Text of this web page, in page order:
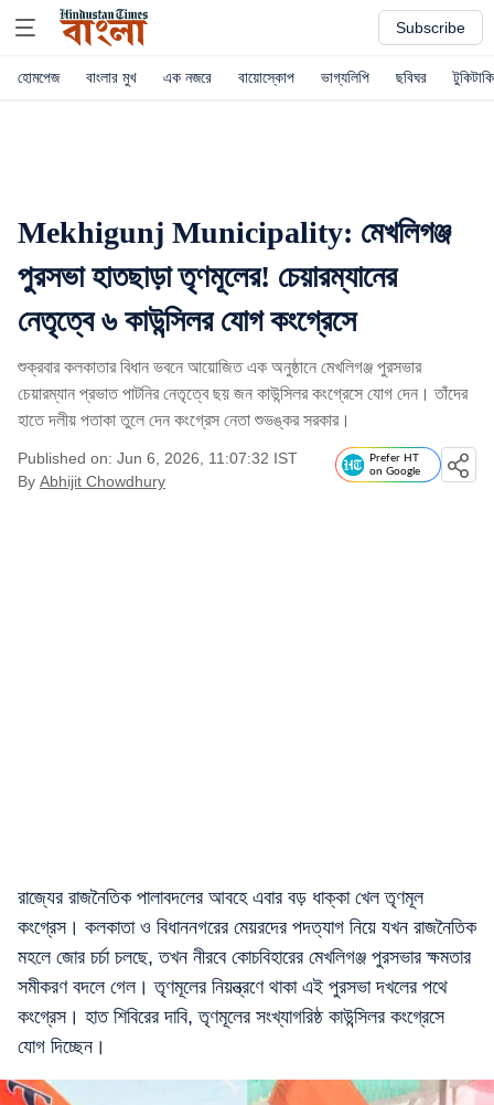
Subscribe
হোমপেজ বাংলার মুখ এক নজরে বায়োস্কোপ ভাগ্যলিপি ছবিঘর টুকিটাকি
Mekhigunj Municipality: মেখলিগঞ্জ
পুরসভা হাতছাড়া তৃণমূলের! চেয়ারম্যানের
নেতৃত্বে ৬ কাউন্সিলর যোগ কংগ্রেসে
শুক্রবার কলকাতার বিধান ভবনে আয়োজিত এক অনুষ্ঠানে মেখলিগঞ্জ পুরসভার
চেয়ারম্যান প্রভাত পাটনির নেতৃত্বে ছয় জন কাউন্সিলর কংগ্রেসে যোগ দেন। তাঁদের
হাতে দলীয় পতাকা তুলে দেন কংগ্রেস নেতা শুভঙ্কর সরকার।
Published on: Jun 6, 2026, 11:07:32 IST
By Abhijit Chowdhury
Prefer HT
on Google
রাজ্যের রাজনৈতিক পালাবদলের আবহে এবার বড় ধাক্কা খেল তৃণমূল
কংগ্রেস। কলকাতা ও বিধাননগরের মেয়রদের পদত্যাগ নিয়ে যখন রাজনৈতিক
মহলে জোর চর্চা চলছে, তখন নীরবে কোচবিহারের মেখলিগঞ্জ পুরসভার ক্ষমতার
সমীকরণ বদলে গেল। তৃণমূলের নিয়ন্ত্রণে থাকা এই পুরসভা দখলের পথে
কংগ্রেস। হাত শিবিরের দাবি, তৃণমূলের সংখ্যাগরিষ্ঠ কাউন্সিলর কংগ্রেসে
যোগ দিচ্ছেন।